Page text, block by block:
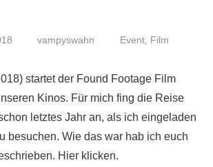
vampyswahn Event, Film
startet der Found Footage Film
Kinos. Für mich fing die Reise
letztes Jahr an, als ich eingeladen
besuchen. Wie das war hab ich euch
Hier klicken.